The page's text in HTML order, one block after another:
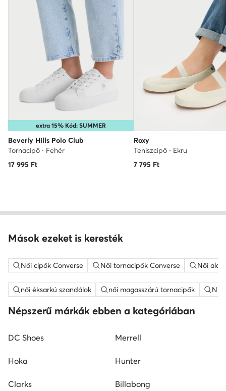
extra 15% Kód: SUMMER
Beverly Hills Polo Club
Tornacipő · Fehér
17 995 Ft
Roxy
Teniszcipő · Ekru
7 795 Ft
Mások ezeket is keresték
Női cipők Converse Női tornacipők Converse Női
női éksarkú szandálok női magasszárú tornacipők
Népszerű márkák ebben a kategóriában
DC Shoes Merrell
Hoka Hunter
Clarks Billabong